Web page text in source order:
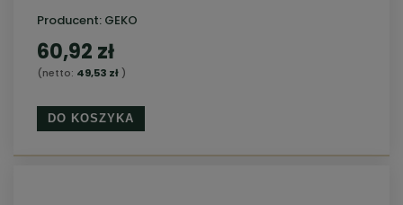
Producent: GEKO
60,92 zł
(netto: 49,53 zł)
DO KOSZYKA